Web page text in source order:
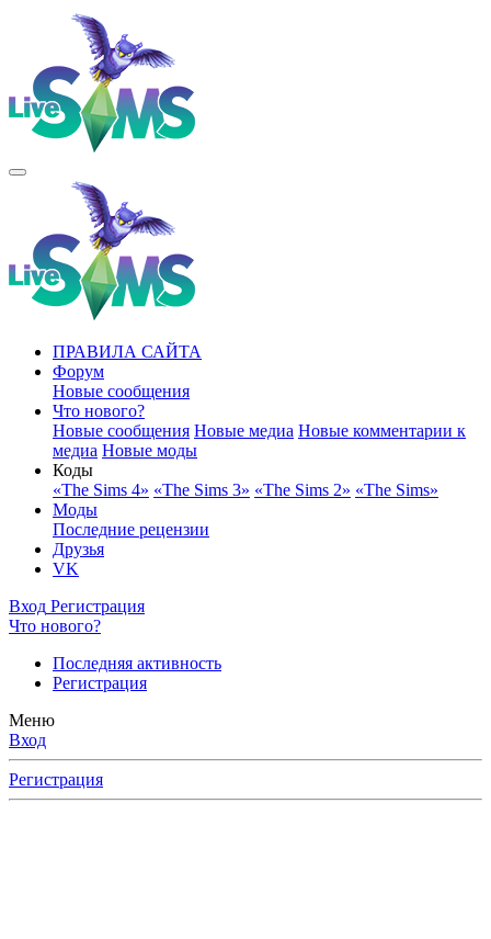
ПРАВИЛА САЙТА
Форум
Новые сообщения
Что нового?
Новые сообщения Новые медиа Новые комментарии к
медиа Новые моды
Коды
«The Sims 4» «The Sims 3» «The Sims 2» «The Sims»
Моды
Последние рецензии
Друзья
VK
Вход Регистрация
Что нового?
Последняя активность
Регистрация
Меню
Вход
Регистрация